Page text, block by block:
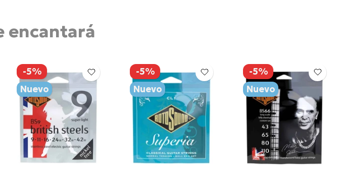
encantará
-5%
Nuevo
-5%
Nuevo
-5%
Nuevo